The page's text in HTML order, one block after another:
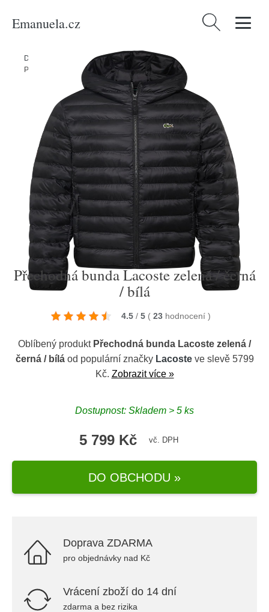
Emanuela.cz Vyhledávání
Domů Muži/ Oblečení /Udržitelnost
Přechodná bunda Lacoste zelená / černá / bílá
Přechodná bunda Lacoste zelená / černá
/ bílá
4.5 / 5 ( 23 hodnocení )
Oblíbený produkt Přechodná bunda Lacoste zelená /
černá / bíláod populární značky Lacosteve slevě 5799
Kč. Zobrazit více »
Dostupnost: Skladem > 5 ks
5 799 Kč vč. DPH
DO OBCHODU »
Doprava ZDARMA
pro objednávky nad Kč
Vrácení zboží do 14 dní
zdarma a bez rizika